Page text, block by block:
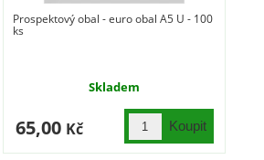
Prospektový obal - euro obal A5 U - 100
ks
Skladem
65,00 Kč